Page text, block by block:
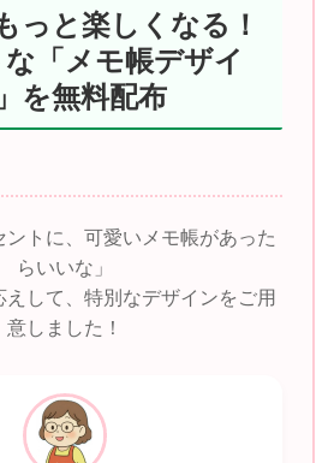
っと楽しくなる！
「メモ帳デザイ
を無料配布
ントに、可愛いメモ帳があった
らいいな」
して、特別なデザインをご用
意しました！